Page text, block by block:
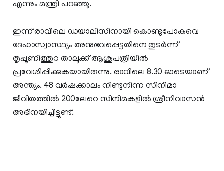
എന്നും മന്ത്രി പറഞ്ഞു.
ഇന്ന് രാവിലെ ഡയാലിസിനായി കൊണ്ടുപോകവെ
ദേഹാസ്വാസ്ഥ്യം അനുഭവപ്പെട്ടതിനെ തുടര്‍ന്ന്
തൃപ്പൂണിത്തുറ താലൂക്ക് ആശുപത്രിയില്‍
പ്രവേശിപ്പിക്കുകയായിരുന്നു. രാവിലെ 8.30 ഓടെയാണ്
അന്ത്യം. 48 വര്‍ഷക്കാലം നീണ്ടുനിന്ന സിനിമാ
ജീവിതത്തില്‍ 200ലേറെ സിനിമകളില്‍ ശ്രീനിവാസന്‍
അഭിനയിച്ചിട്ടുണ്ട്.